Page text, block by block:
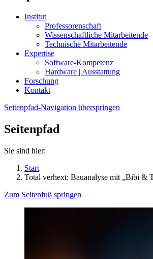
Institut
Professorenschaft
Wissenschaftliche Mitarbeitende
Technische Mitarbeitende
Expertise
Software-Kompetenz
Hardware | Ausstattung
Forschung
Kontakt
Seitenpfad-Navigation überspringen
Seitenpfad
Sie sind hier:
Start
Total verhext: Bauanalyse mit „Bibi &
Zum Seitenfuß springen